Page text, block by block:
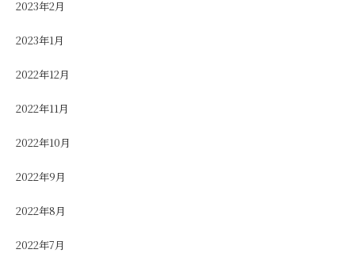
2023年2月
2023年1月
2022年12月
2022年11月
2022年10月
2022年9月
2022年8月
2022年7月